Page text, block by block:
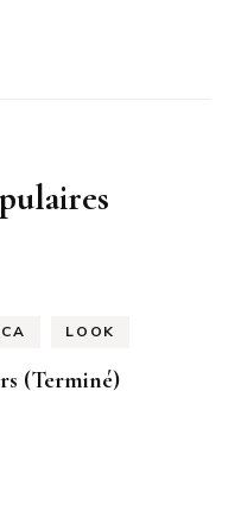
LOOK
(Terminé)